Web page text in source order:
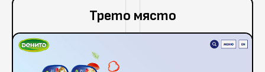
Трето място